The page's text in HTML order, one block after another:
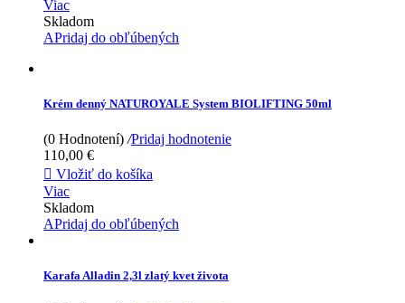
Viac
Skladom
APridaj do obľúbených
Krém denný NATUROYALE System BIOLIFTING 50ml
(0 Hodnotení) /Pridaj hodnotenie
110,00 €
 Vložiť do košíka
Viac
Skladom
APridaj do obľúbených
Karafa Alladin 2,3l zlatý kvet života